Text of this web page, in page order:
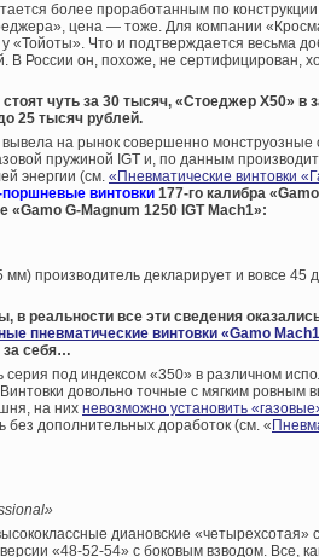
более проработанным по
цена — тоже. Для компании
у «Тойоты». Что и подтверждается весьма
В России он, похоже, не сертифицирован,
чуть за 30 тысяч, «Стоеджер Х50»
25 тысяч рублей.
вывела на рынок совершенно
пружиной IGT и, по данным
энергии (см. «Пневматические винтовки
винтовки 177-го калибра
G-Magnum 1250 IGT Mach1»:
мм) производитель декларирует и вовсе 45
в реальности все эти сведения
пневматические винтовки «Gamo
за себя…
серия под индексом «350» в различном
довольно точные с мягким ровным
на них невозможно установить
без дополнительных доработок (см. «
диановские
«48-52-54» c боковым взводом. Все,